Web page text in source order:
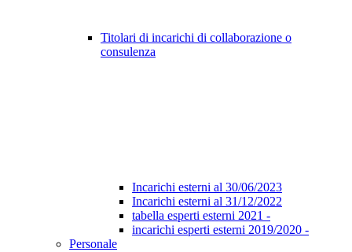
Titolari di incarichi di collaborazione o
consulenza
Incarichi esterni al 30/06/2023
Incarichi esterni al 31/12/2022
tabella esperti esterni 2021 -
incarichi esperti esterni 2019/2020 -
Personale